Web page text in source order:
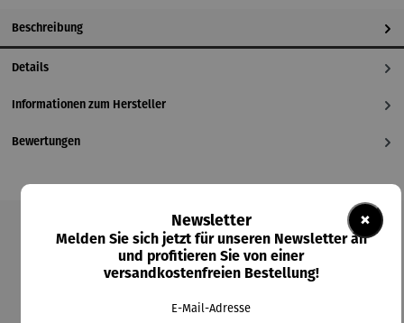
Beschreibung
Details
Informationen zum Hersteller
Bewertungen
Produktgalerie überspringen
Kunden kauften auch
×
Newsletter
Melden Sie sich jetzt für unseren Newsletter an
und profitieren Sie von einer
versandkostenfreien Bestellung!
E-Mail-Adresse